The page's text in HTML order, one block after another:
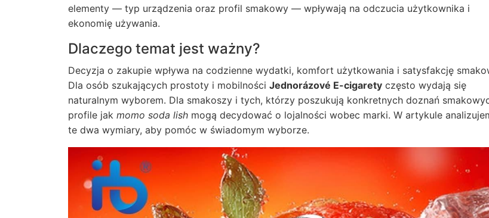
elementy — typ urządzenia oraz profil smakowy — wpływają na odczucia użytkownika i
ekonomię używania.
Dlaczego temat jest ważny?
Decyzja o zakupie wpływa na codzienne wydatki, komfort użytkowania i satysfakcję
Dla osób szukających prostoty i mobilności Jednorázové E-cigarety często wydają się
naturalnym wyborem. Dla smakoszy i tych, którzy poszukują konkretnych doznań
profile jak momo soda lish mogą decydować o lojalności wobec marki. W artykule
te dwa wymiary, aby pomóc w świadomym wyborze.